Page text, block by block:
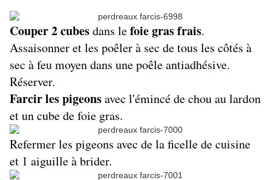
Couper 2 cubesdans lefoie gras frais.
Assaisonner et les poêler à sec de tous les côtés à
sec à feu moyen dans une poêle antiadhésive.
Réserver.
Farcir les pigeonsavec l'émincé de chou au lardon
et un cube de foie gras.
Refermer les pigeons avec de la ficelle de cuisine
et 1 aiguille à brider.